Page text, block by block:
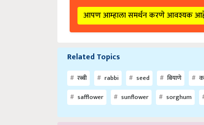
आपण आम्हाला समर्थन करणे आवश्यक
Related Topics
रब्बी rabbi seed बियाणे
safflower
sunflower sorghum